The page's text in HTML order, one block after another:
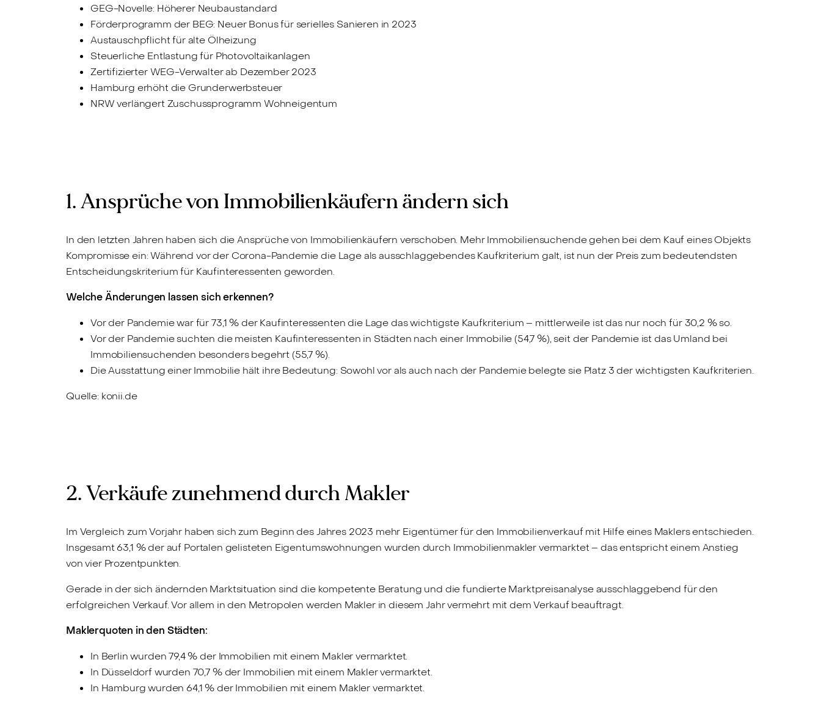
GEG-Novelle: Höherer Neubaustandard
Förderprogramm der BEG: Neuer Bonus für serielles Sanieren in 2023
Austauschpflicht für alte Ölheizung
Steuerliche Entlastung für Photovoltaikanlagen
Zertifizierter WEG-Verwalter ab Dezember 2023
Hamburg erhöht die Grunderwerbsteuer
NRW verlängert Zuschussprogramm Wohneigentum
1. Ansprüche von Immobilienkäufern ändern sich
In den letzten Jahren haben sich die Ansprüche von Immobilienkäufern verschoben. Mehr Immobiliensuchende gehen bei dem Kauf eines Objekts
Kompromisse ein: Während vor der Corona-Pandemie die Lage als ausschlaggebendes Kaufkriterium galt, ist nun der Preis zum bedeutendsten
Entscheidungskriterium für Kaufinteressenten geworden.
Welche Änderungen lassen sich erkennen?
Vor der Pandemie war für 73,1 % der Kaufinteressenten die Lage das wichtigste Kaufkriterium – mittlerweile ist das nur noch für 30,2 % so.
Vor der Pandemie suchten die meisten Kaufinteressenten in Städten nach einer Immobilie (54,7 %), seit der Pandemie ist das Umland bei
Immobiliensuchenden besonders begehrt (55,7 %).
Die Ausstattung einer Immobilie hält ihre Bedeutung: Sowohl vor als auch nach der Pandemie belegte sie Platz 3 der wichtigsten Kaufkriterien.
Quelle: konii.de
2. Verkäufe zunehmend durch Makler
Im Vergleich zum Vorjahr haben sich zum Beginn des Jahres 2023 mehr Eigentümer für den Immobilienverkauf mit Hilfe eines Maklers entschieden.
Insgesamt 63,1 % der auf Portalen gelisteten Eigentumswohnungen wurden durch Immobilienmakler vermarktet – das entspricht einem Anstieg
von vier Prozentpunkten.
Gerade in der sich ändernden Marktsituation sind die kompetente Beratung und die fundierte Marktpreisanalyse ausschlaggebend für den
erfolgreichen Verkauf. Vor allem in den Metropolen werden Makler in diesem Jahr vermehrt mit dem Verkauf beauftragt.
Maklerquoten in den Städten:
In Berlin wurden 79,4 % der Immobilien mit einem Makler vermarktet.
In Düsseldorf wurden 70,7 % der Immobilien mit einem Makler vermarktet.
In Hamburg wurden 64,1 % der Immobilien mit einem Makler vermarktet.